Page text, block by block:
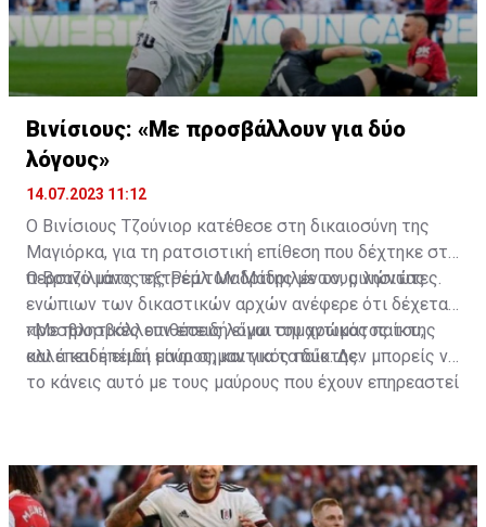
Βινίσιους: «Με προσβάλλουν για δύο
λόγους»
14.07.2023 11:12
Ο Βινίσιους Τζούνιορ κατέθεσε στη δικαιοσύνη της
Μαγιόρκα, για τη ρατσιστική επίθεση που δέχτηκε στο
περσινό ματς της Ρεάλ Μαδρίτης με τους νησιώτες.
Ο Βραζιλιάνος εξτρέμ των Μαδριλένων, μιλώντας
ενώπιων των δικαστικών αρχών ανέφερε ότι δέχεται
προσβλητικές επιθέσεις λόγω του χρώματος του,
αλλά και επειδή είναι σημαντικός παίκτης.
«Με προσβάλλουν επειδή είμαι σημαντικός παίκτης
και επειδή είμαι μαύρος, και για τα δύο. Δεν μπορείς να
το κάνεις αυτό με τους μαύρους που έχουν επηρεαστεί